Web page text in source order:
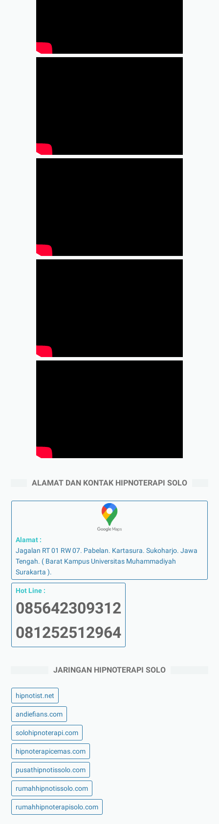
ALAMAT DAN KONTAK HIPNOTERAPI SOLO
Alamat :
Jagalan RT 01 RW 07. Pabelan. Kartasura. Sukoharjo. Jawa
Tengah. ( Barat Kampus Universitas Muhammadiyah
Surakarta ).
Hot Line :
085642309312
081252512964
JARINGAN HIPNOTERAPI SOLO
hipnotist.net
andiefians.com
solohipnoterapi.com
hipnoterapicemas.com
pusathipnotissolo.com
rumahhipnotissolo.com
rumahhipnoterapisolo.com